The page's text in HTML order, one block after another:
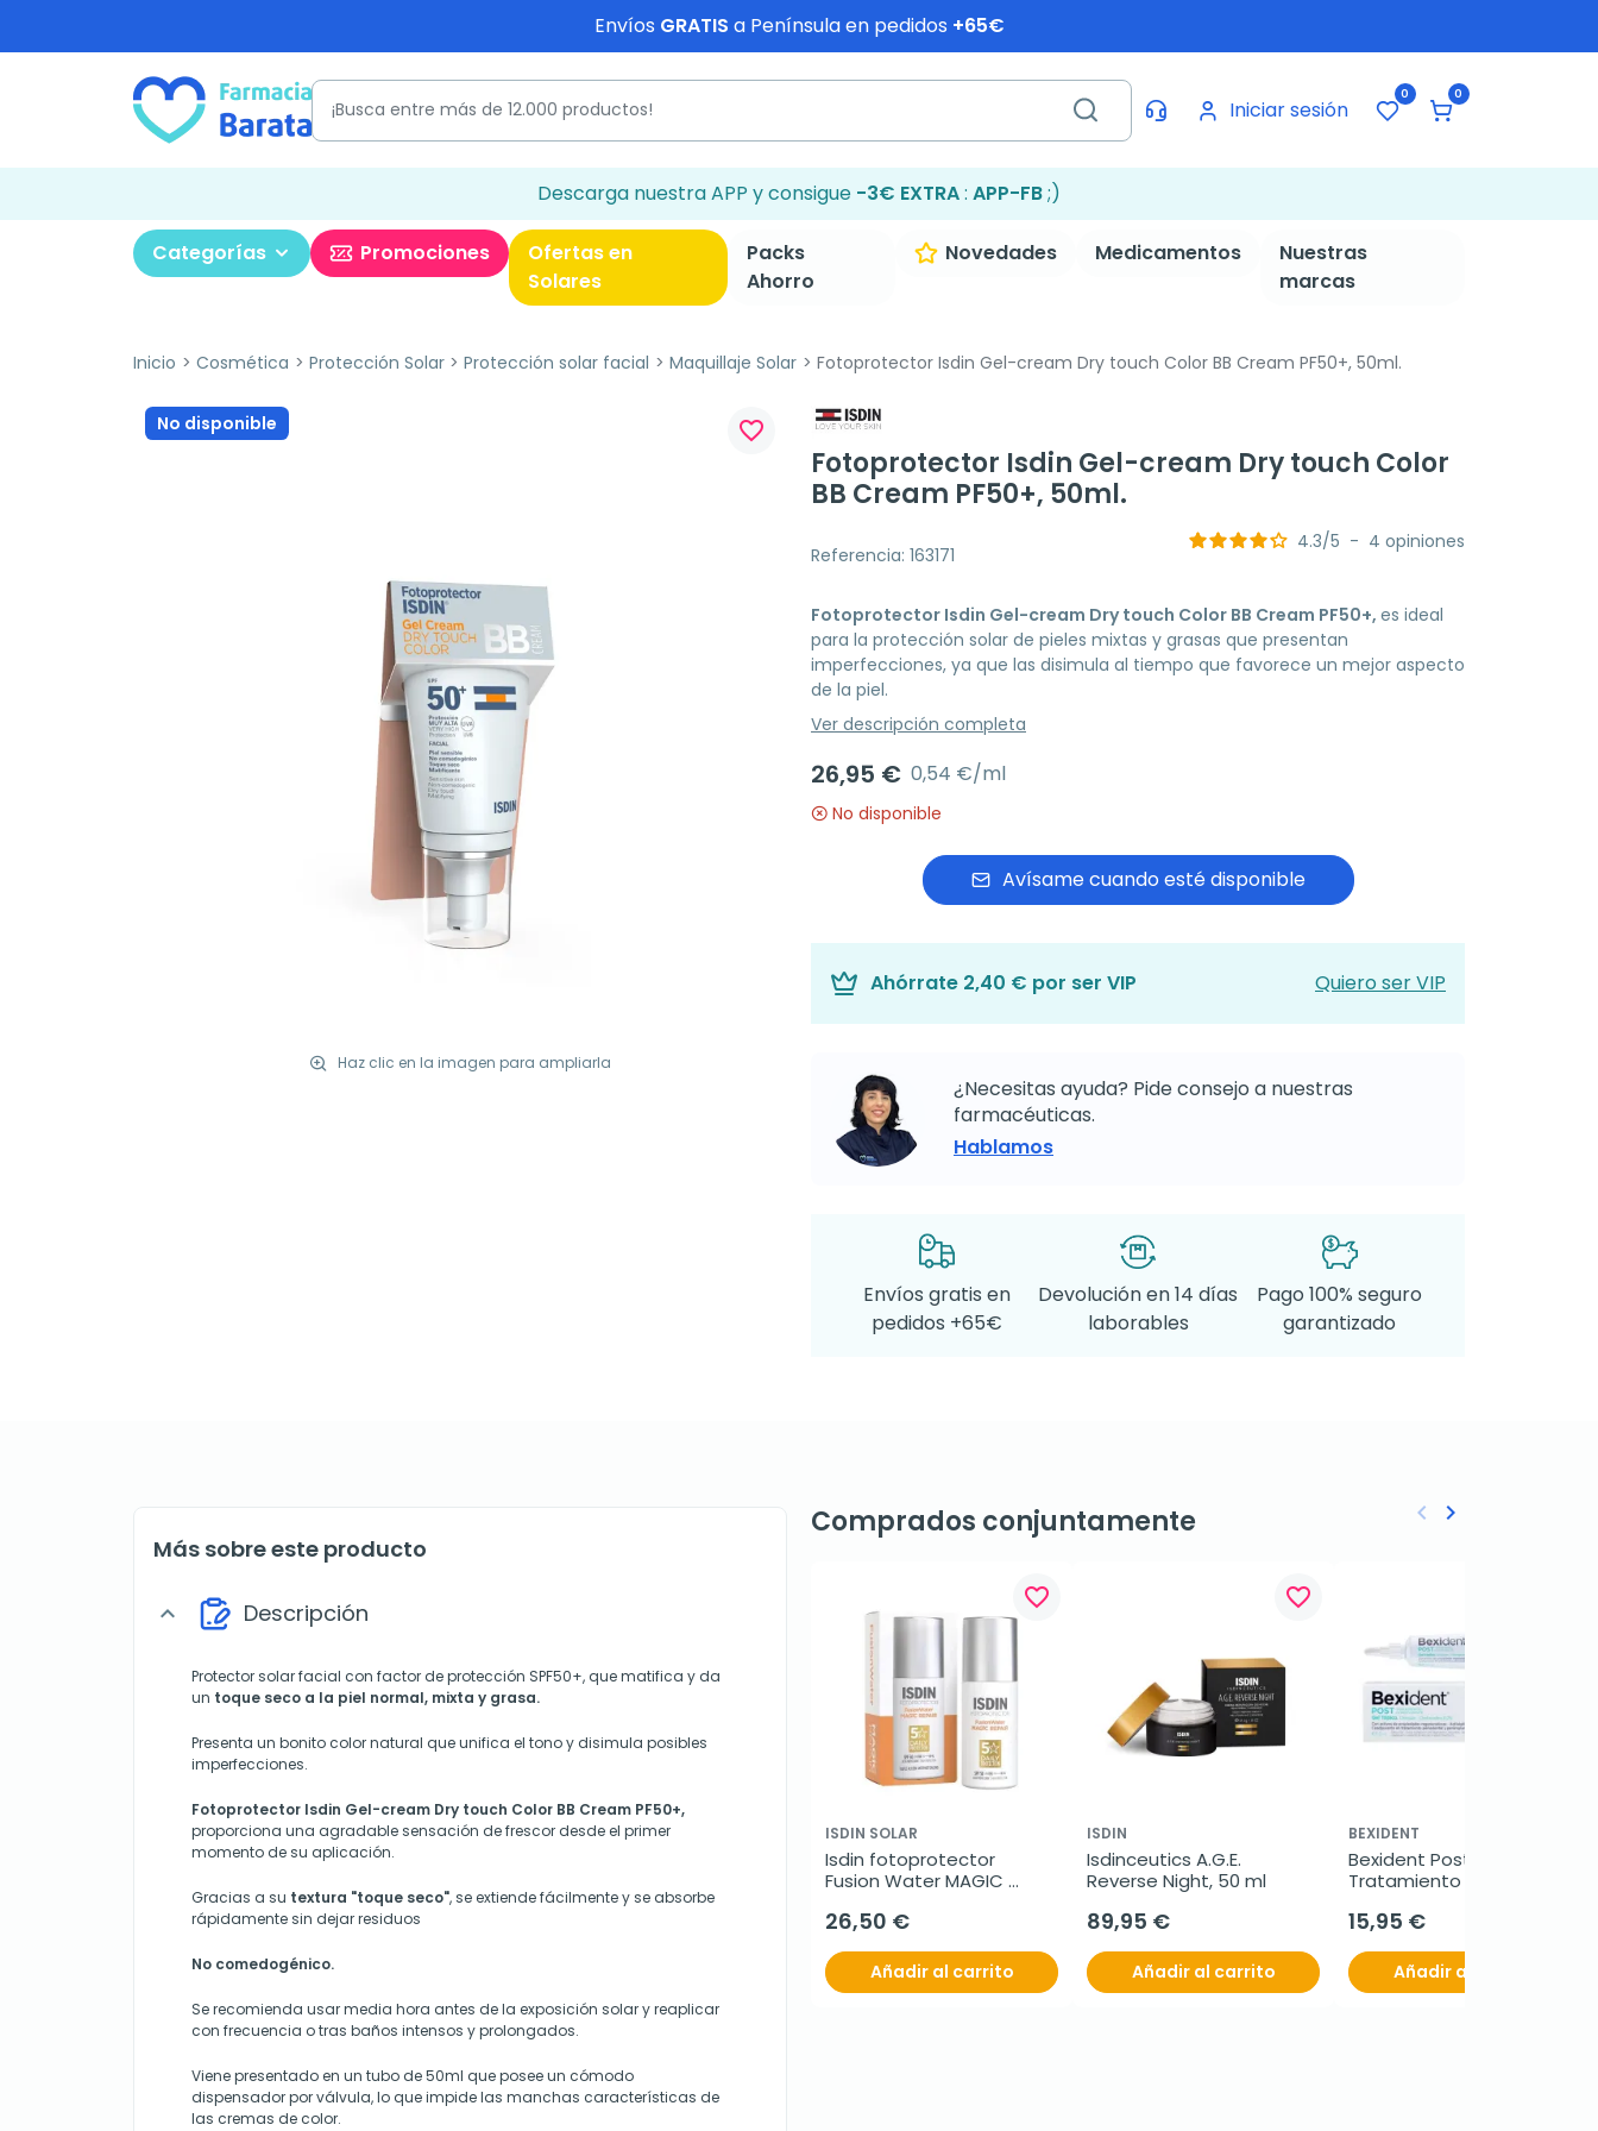
Envíos GRATIS a Península en pedidos +65€
Iniciar sesión
0 0
Descarga nuestra APP y consigue -3€ EXTRA: APP-FB;)
Categorías Promociones
Ofertas en
Solares
Packs
Ahorro
Novedades Medicamentos
Nuestras
marcas
Inicio Cosmética Protección Solar Protección solar facial Maquillaje Solar Fotoprotector Isdin Gel-cream Dry touch Color BB Cream PF50+, 50ml.
No disponible
Haz clic en la imagen para ampliarla
favorite_border
Fotoprotector Isdin Gel-cream Dry touch Color
BB Cream PF50+, 50ml.
Referencia: 163171
4.3/5 - 4 opiniones
Fotoprotector Isdin Gel-cream Dry touch Color BB Cream PF50+, es ideal
para la protección solar de pieles mixtas y grasas que presentan
imperfecciones, ya que las disimula al tiempo que favorece un mejor aspecto
de la piel.
Ver descripción completa
26,95 € 0,54 €/ml
No disponible
Avísame cuando esté disponible
Ahórrate 2,40 € por ser VIP Quiero ser VIP
¿Necesitas ayuda? Pide consejo a nuestras
farmacéuticas.
Hablamos
Envíos gratis en
pedidos +65€
Devolución en 14 días
laborables
Pago 100% seguro
garantizado
Más sobre este producto
expand_more Descripción
Protector solar facial con factor de protección SPF50+, que matifica y da
un toque seco a la piel normal, mixta y grasa.
Presenta un bonito color natural que unifica el tono y disimula posibles
imperfecciones.
Fotoprotector Isdin Gel-cream Dry touch Color BB Cream PF50+,
proporciona una agradable sensación de frescor desde el primer
momento de su aplicación.
Gracias a su textura "toque seco", se extiende fácilmente y se absorbe
rápidamente sin dejar residuos
No comedogénico.
Se recomienda usar media hora antes de la exposición solar y reaplicar
con frecuencia o tras baños intensos y prolongados.
Viene presentado en un tubo de 50ml que posee un cómodo
dispensador por válvula, lo que impide las manchas características de
las cremas de color.
Comprados conjuntamente
favorite_border
ISDIN SOLAR
Isdin fotoprotector
Fusion Water MAGIC
26,50 €
Añadir al carrito
favorite_border
ISDIN
Isdinceutics A.G.E.
Reverse Night, 50 ml
89,95 €
Añadir al carrito
BEXIDENT
Bexident Post Gel Tópico
Tratamiento
15,95 €
Añadir al carrito
Anterior
keyboard_arrow_left Siguiente
keyboard_arrow_right